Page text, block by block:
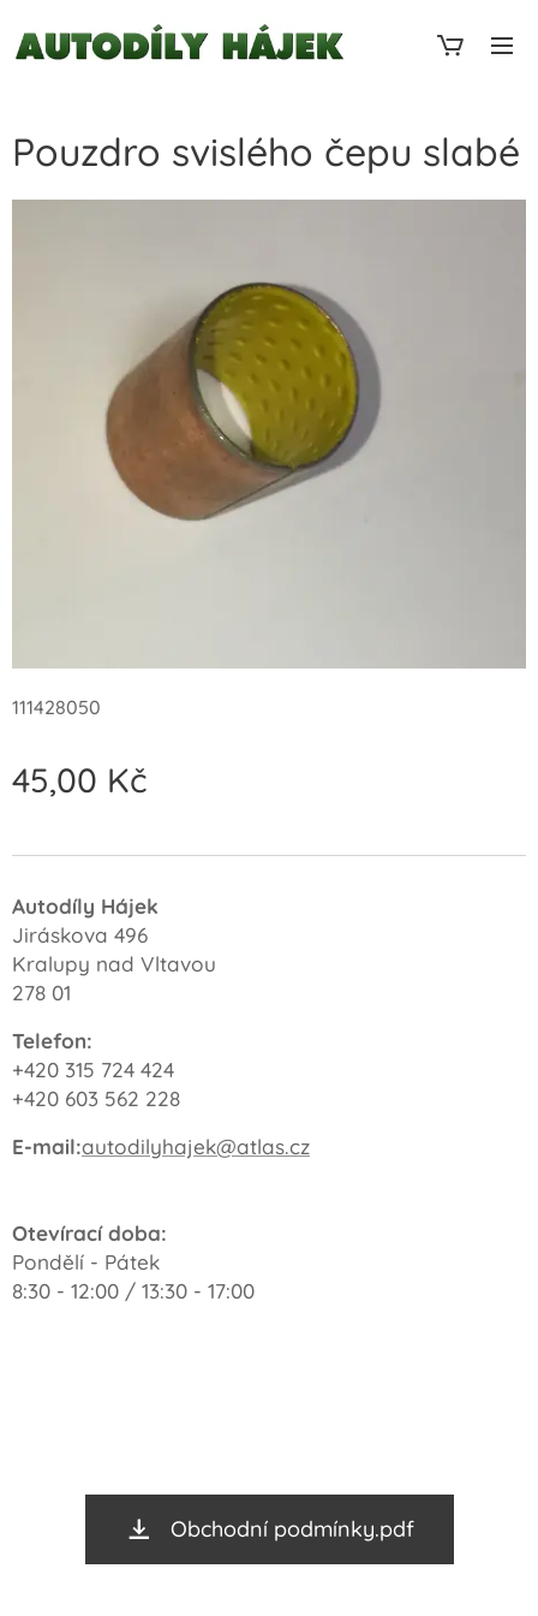
Pouzdro svislého čepu slabé
111428050
45,00 Kč
Autodíly Hájek
Jiráskova 496
Kralupy nad Vltavou
278 01
Telefon:
+420 315 724 424
+420 603 562 228
E-mail:autodilyhajek@atlas.cz
Otevírací doba:
Pondělí - Pátek
8:30 - 12:00 / 13:30 - 17:00
Obchodní podmínky.pdf